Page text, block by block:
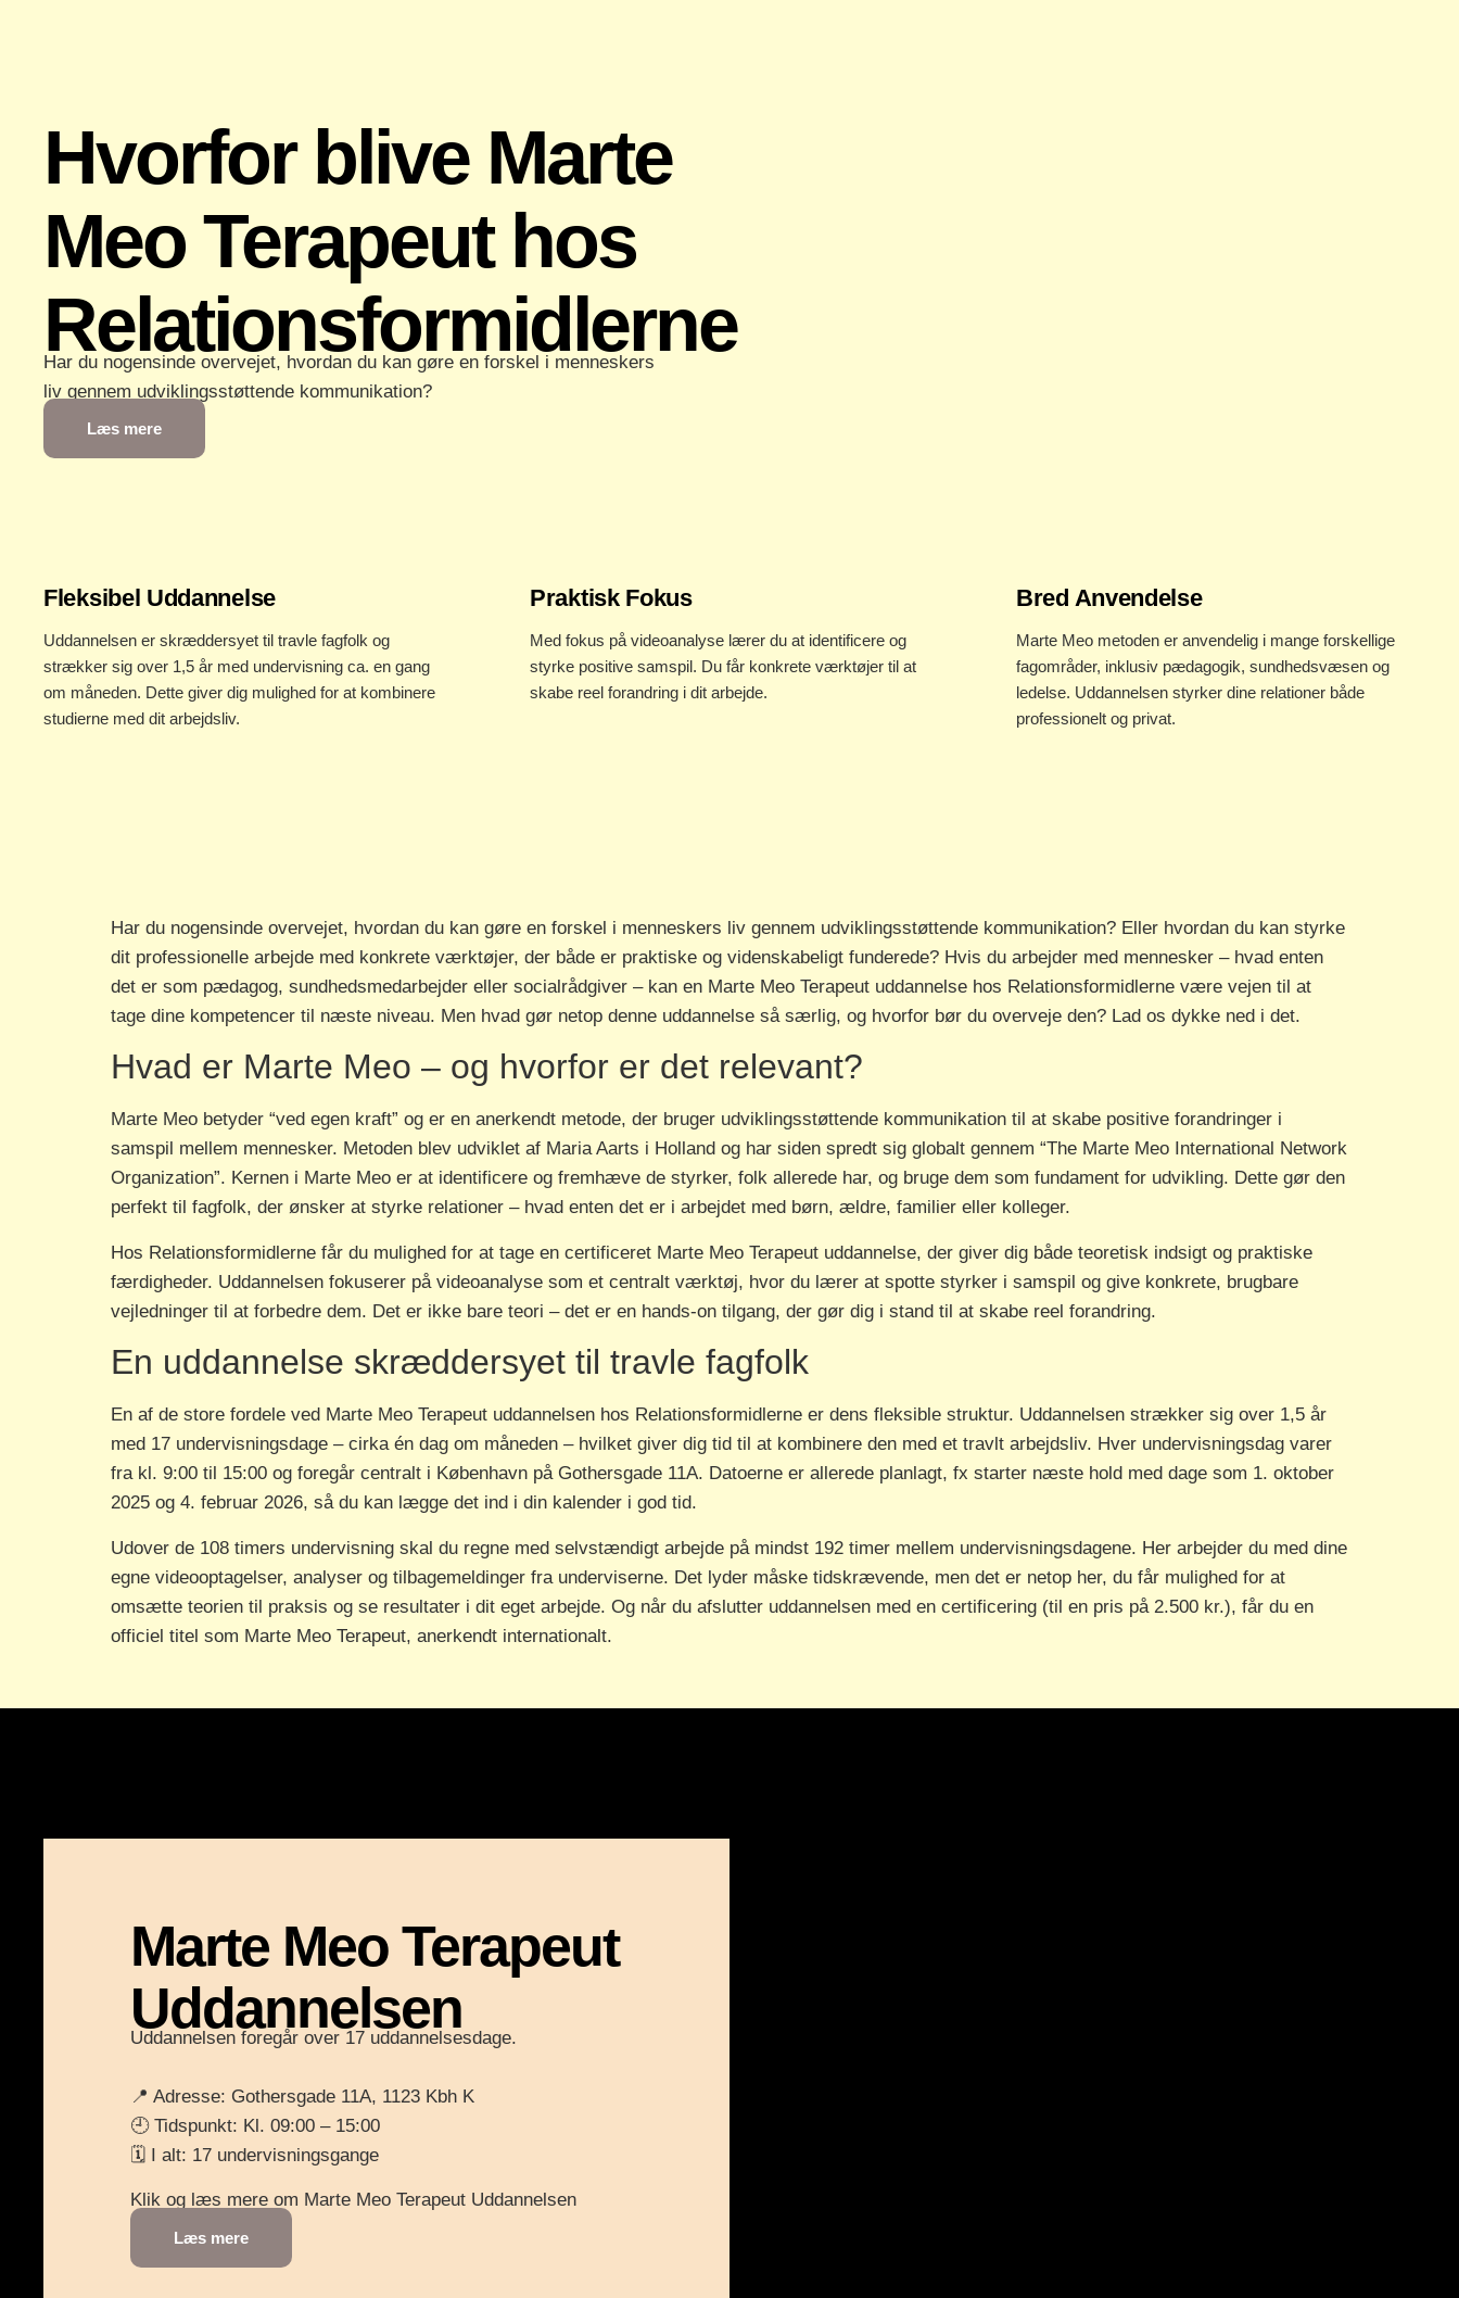
Hvorfor blive Marte
Meo Terapeut hos
Relationsformidlerne
Har du nogensinde overvejet, hvordan du kan gøre en forskel i menneskers
liv gennem udviklingsstøttende kommunikation?
Læs mere
Fleksibel Uddannelse
Uddannelsen er skræddersyet til travle fagfolk og
strækker sig over 1,5 år med undervisning ca. en gang
om måneden. Dette giver dig mulighed for at kombinere
studierne med dit arbejdsliv.
Praktisk Fokus
Med fokus på videoanalyse lærer du at identificere og
styrke positive samspil. Du får konkrete værktøjer til at
skabe reel forandring i dit arbejde.
Bred Anvendelse
Marte Meo metoden er anvendelig i mange forskellige
fagområder, inklusiv pædagogik, sundhedsvæsen og
ledelse. Uddannelsen styrker dine relationer både
professionelt og privat.
Har du nogensinde overvejet, hvordan du kan gøre en forskel i menneskers liv gennem udviklingsstøttende kommunikation? Eller hvordan du kan styrke
dit professionelle arbejde med konkrete værktøjer, der både er praktiske og videnskabeligt funderede? Hvis du arbejder med mennesker – hvad enten
det er som pædagog, sundhedsmedarbejder eller socialrådgiver – kan en Marte Meo Terapeut uddannelse hos Relationsformidlerne være vejen til at
tage dine kompetencer til næste niveau. Men hvad gør netop denne uddannelse så særlig, og hvorfor bør du overveje den? Lad os dykke ned i det.
Hvad er Marte Meo – og hvorfor er det relevant?
Marte Meo betyder “ved egen kraft” og er en anerkendt metode, der bruger udviklingsstøttende kommunikation til at skabe positive forandringer i
samspil mellem mennesker. Metoden blev udviklet af Maria Aarts i Holland og har siden spredt sig globalt gennem “The Marte Meo International Network
Organization”. Kernen i Marte Meo er at identificere og fremhæve de styrker, folk allerede har, og bruge dem som fundament for udvikling. Dette gør den
perfekt til fagfolk, der ønsker at styrke relationer – hvad enten det er i arbejdet med børn, ældre, familier eller kolleger.
Hos Relationsformidlerne får du mulighed for at tage en certificeret Marte Meo Terapeut uddannelse, der giver dig både teoretisk indsigt og praktiske
færdigheder. Uddannelsen fokuserer på videoanalyse som et centralt værktøj, hvor du lærer at spotte styrker i samspil og give konkrete, brugbare
vejledninger til at forbedre dem. Det er ikke bare teori – det er en hands-on tilgang, der gør dig i stand til at skabe reel forandring.
En uddannelse skræddersyet til travle fagfolk
En af de store fordele ved Marte Meo Terapeut uddannelsen hos Relationsformidlerne er dens fleksible struktur. Uddannelsen strækker sig over 1,5 år
med 17 undervisningsdage – cirka én dag om måneden – hvilket giver dig tid til at kombinere den med et travlt arbejdsliv. Hver undervisningsdag varer
fra kl. 9:00 til 15:00 og foregår centralt i København på Gothersgade 11A. Datoerne er allerede planlagt, fx starter næste hold med dage som 1. oktober
2025 og 4. februar 2026, så du kan lægge det ind i din kalender i god tid.
Udover de 108 timers undervisning skal du regne med selvstændigt arbejde på mindst 192 timer mellem undervisningsdagene. Her arbejder du med dine
egne videooptagelser, analyser og tilbagemeldinger fra underviserne. Det lyder måske tidskrævende, men det er netop her, du får mulighed for at
omsætte teorien til praksis og se resultater i dit eget arbejde. Og når du afslutter uddannelsen med en certificering (til en pris på 2.500 kr.), får du en
officiel titel som Marte Meo Terapeut, anerkendt internationalt.
Marte Meo Terapeut
Uddannelsen
Uddannelsen foregår over 17 uddannelsesdage.
📍 Adresse: Gothersgade 11A, 1123 Kbh K
🕘 Tidspunkt: Kl. 09:00 – 15:00
🗓 I alt: 17 undervisningsgange
Klik og læs mere om Marte Meo Terapeut Uddannelsen
Læs mere